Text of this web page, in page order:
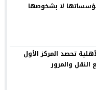
– عمّان”.. ملتقى المبدعين
للإغاثة والتنمية تكثف
بالمنصب الجديد
لا بشخوصها
تحصد المركز الأول
والمرور